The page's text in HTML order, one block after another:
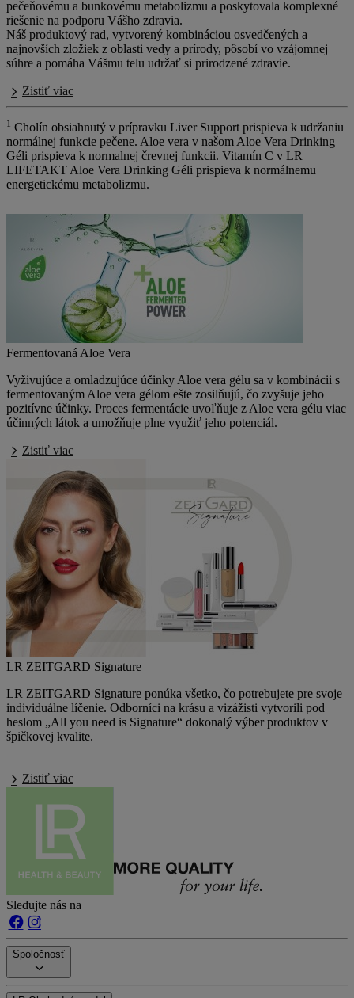
pečeňovému a bunkovému metabolizmu a poskytovala komplexné
riešenie na podporu Vášho zdravia.
Náš produktový rad, vytvorený kombináciou osvedčených a
najnovších zložiek z oblasti vedy a prírody, pôsobí vo vzájomnej
súhre a pomáha Vášmu telu udržať si prirodzené zdravie.
Zistiť viac
1 Cholín obsiahnutý v prípravku Liver Support prispieva k udržaniu
normálnej funkcie pečene. Aloe vera v našom Aloe Vera Drinking
Géli prispieva k normalnej črevnej funkcii. Vitamín C v LR
LIFETAKT Aloe Vera Drinking Géli prispieva k normálnemu
energetickému metabolizmu.
Fermentovaná Aloe Vera
Vyživujúce a omladzujúce účinky Aloe vera gélu sa v kombinácii s
fermentovaným Aloe vera gélom ešte zosilňujú, čo zvyšuje jeho
pozitívne účinky. Proces fermentácie uvoľňuje z Aloe vera gélu viac
účinných látok a umožňuje plne využiť jeho potenciál.
Zistiť viac
LR ZEITGARD Signature
LR ZEITGARD Signature ponúka všetko, čo potrebujete pre svoje
individuálne líčenie. Odborníci na krásu a vizážisti vytvorili pod
heslom „All you need is Signature“ dokonalý výber produktov v
špičkovej kvalite.
Zistiť viac
Sledujte nás na
Spoločnosť